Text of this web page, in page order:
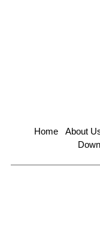
Home About